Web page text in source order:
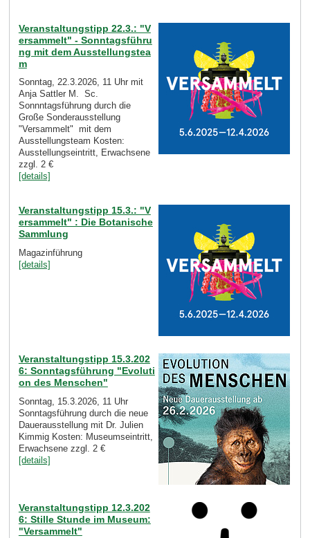
Veranstaltungstipp 22.3.: "V
ersammelt" - Sonntagsführu
ng mit dem Ausstellungstea
m
Sonntag, 22.3.2026, 11 Uhr mit
Anja Sattler M. Sc.
Sonnntagsführung durch die
Große Sonderausstellung
"Versammelt" mit dem
Ausstellungsteam Kosten:
Ausstellungseintritt, Erwachsene
zzgl. 2 €
[details]
Veranstaltungstipp 15.3.: "V
ersammelt" : Die Botanische
Sammlung
Magazinführung
[details]
Veranstaltungstipp 15.3.202
6: Sonntagsführung "Evoluti
on des Menschen"
Sonntag, 15.3.2026, 11 Uhr
Sonntagsführung durch die neue
Dauerausstellung mit Dr. Julien
Kimmig Kosten: Museumseintritt,
Erwachsene zzgl. 2 €
[details]
Veranstaltungstipp 12.3.202
6: Stille Stunde im Museum:
"Versammelt"